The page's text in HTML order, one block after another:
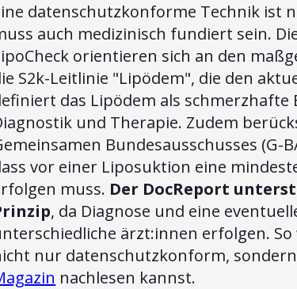
datenschutzkonforme Technik ist
auch medizinisch fundiert sein.
orientieren sich an den
S2k-Leitlinie "Lipödem", die den
das Lipödem als
und Therapie. Zudem
Bundesausschusses (G-
vor einer Liposuktion eine
muss. Der DocReport
, da Diagnose und eine
ärzt:innen erfolgen.
nur datenschutzkonform,
nachlesen kannst.